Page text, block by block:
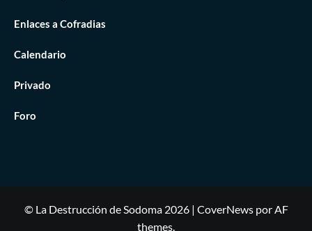
Enlaces a Cofradias
Calendario
Privado
Foro
© La Destrucción de Sodoma 2026 | CoverNewspor AF
themes.